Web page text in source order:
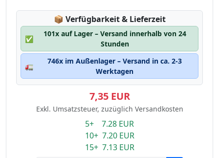
📦 Lagerstatus:
Verfügbarkeit & Lieferzeit
✅
101x auf Lager – Versand innerhalb von 24
Stunden
🚛
746x im Außenlager – Versand in ca. 2-3
Werktagen
7,35 EUR
Exkl. Umsatzsteuer, zuzüglich Versandkosten
5+ 7.28 EUR
10+ 7.20 EUR
15+ 7.13 EUR